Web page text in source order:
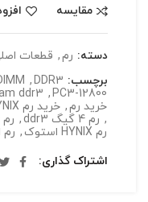
مقایسه
دسته: رم, قطعات
برچسب: DDR3
,
PC3-12800
,
ddr3
خرید رم, خرید رم HYNIX
, رم 4 گیگ ddr3 , رم 4 گیگ HYNIX
رم HYNIX استوک
,
اشتراک گذاری